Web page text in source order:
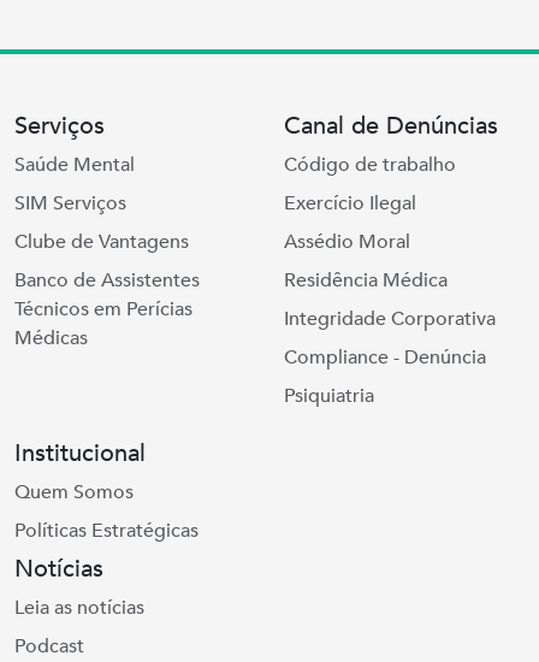
Serviços
Saúde Mental
SIM Serviços
Clube de Vantagens
Banco de Assistentes
Técnicos em Perícias
Médicas
Canal de Denúncias
Código de trabalho
Exercício Ilegal
Assédio Moral
Residência Médica
Integridade Corporativa
Compliance - Denúncia
Psiquiatria
Institucional
Quem Somos
Políticas Estratégicas
Notícias
Leia as notícias
Podcast